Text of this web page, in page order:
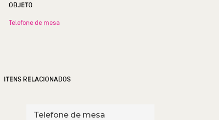
OBJETO
Telefone de mesa
ITENS RELACIONADOS
Telefone de mesa